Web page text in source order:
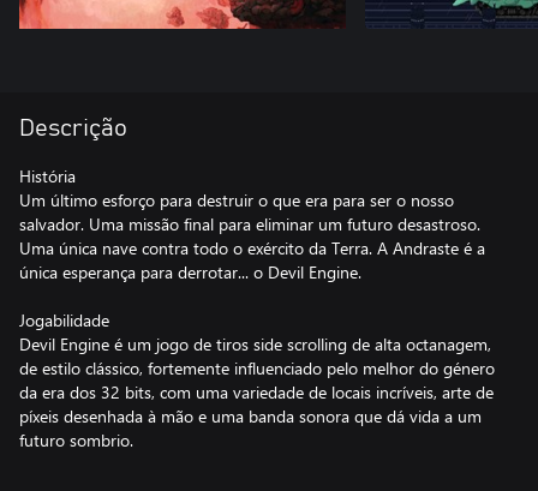
Descrição
História
Um último esforço para destruir o que era para ser o nosso
salvador. Uma missão final para eliminar um futuro desastroso.
Uma única nave contra todo o exército da Terra. A Andraste é a
única esperança para derrotar... o Devil Engine.
Jogabilidade
Devil Engine é um jogo de tiros side scrolling de alta octanagem,
de estilo clássico, fortemente influenciado pelo melhor do género
da era dos 32 bits, com uma variedade de locais incríveis, arte de
píxeis desenhada à mão e uma banda sonora que dá vida a um
futuro sombrio.